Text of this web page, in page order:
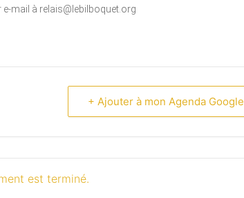
mail à relais@lebilboquet.org
+ Ajouter à mon Agenda Google
est terminé.